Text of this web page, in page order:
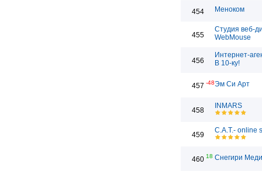
454 Меноком
455
Студия веб-
WebMouse
456
Интернет-
В 10-ку!
457 -48Эм Си Арт
458
INMARS
459
C.A.T.- online
460 18 Снегири